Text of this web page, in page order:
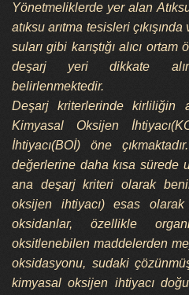
Yönetmeliklerde yer alan
atıksu arıtma tesisleri
suları gibi karıştığı alıcı
deşarj yeri dikkate
belirlenmektedir.
Deşarj kriterlerinde kirliliğin
Kimyasal Oksijen
İhtiyacı(BOİ) öne
değerlerine daha kısa sürede
ana deşarj kriteri olarak
oksijen ihtiyacı) esas
oksidanlar, özellikle
oksitlenebilen maddelerden
oksidasyonu, sudaki
kimyasal oksijen ihtiyacı